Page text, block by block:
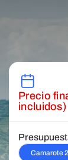
Precio
incluidos)
Camarote